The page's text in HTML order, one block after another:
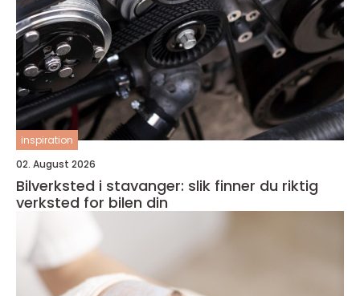
inspiration
02. August 2026
Bilverksted i stavanger: slik finner du riktig
verksted for bilen din